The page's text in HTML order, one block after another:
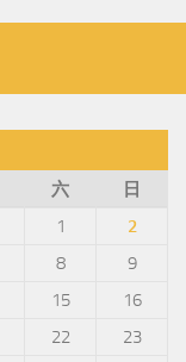
六
日
1
2
8
9
15
16
22
23